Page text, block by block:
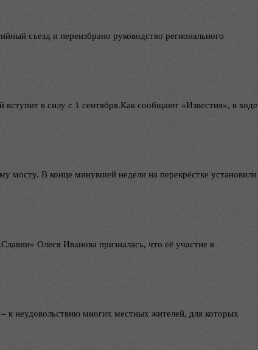
съезд и переизбрано руководство регионального
в силу с 1 сентября.Как сообщают «Известия», в ходе
мосту. В конце минувшей недели на перекрёстке установили
Олеся Иванова призналась, что её участие в
к неудовольствию многих местных жителей, для которых